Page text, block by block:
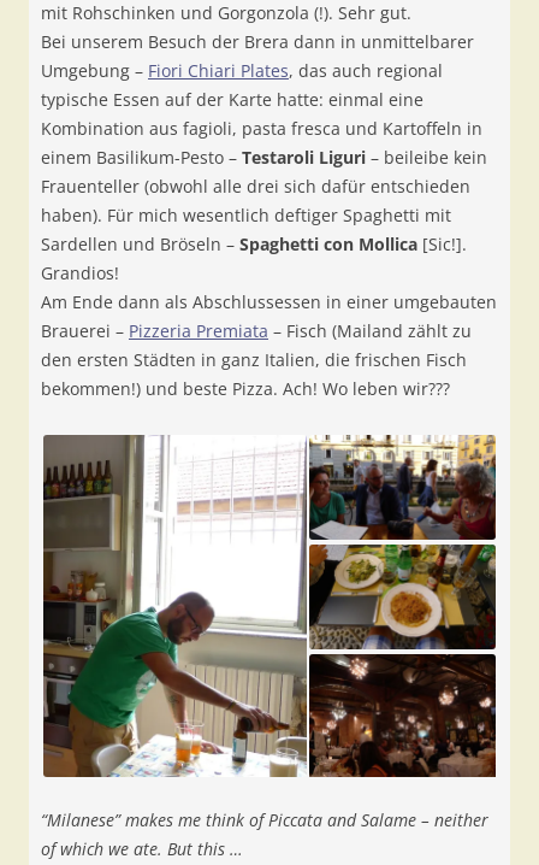
mit Rohschinken und Gorgonzola (!). Sehr gut.
Bei unserem Besuch der Brera dann in unmittelbarer
Umgebung – Fiori Chiari Plates, das auch regional
typische Essen auf der Karte hatte: einmal eine
Kombination aus fagioli, pasta fresca und Kartoffeln in
einem Basilikum-Pesto – Testaroli Liguri – beileibe kein
Frauenteller (obwohl alle drei sich dafür entschieden
haben). Für mich wesentlich deftiger Spaghetti mit
Sardellen und Bröseln – Spaghetti con Mollica [Sic!].
Grandios!
Am Ende dann als Abschlussessen in einer umgebauten
Brauerei – Pizzeria Premiata – Fisch (Mailand zählt zu
den ersten Städten in ganz Italien, die frischen Fisch
bekommen!) und beste Pizza. Ach! Wo leben wir???
“Milanese” makes me think of Piccata and Salame – neither
of which we ate. But this …